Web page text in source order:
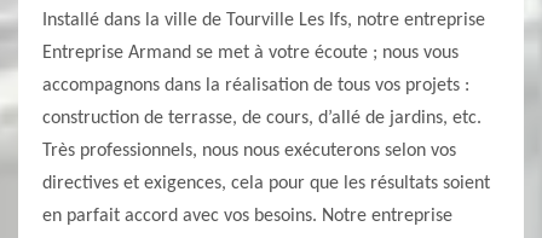
Installé dans la ville de Tourville Les Ifs, notre entreprise
Entreprise Armand se met à votre écoute ; nous vous
accompagnons dans la réalisation de tous vos projets :
construction de terrasse, de cours, d’allé de jardins, etc.
Très professionnels, nous nous exécuterons selon vos
directives et exigences, cela pour que les résultats soient
en parfait accord avec vos besoins. Notre entreprise